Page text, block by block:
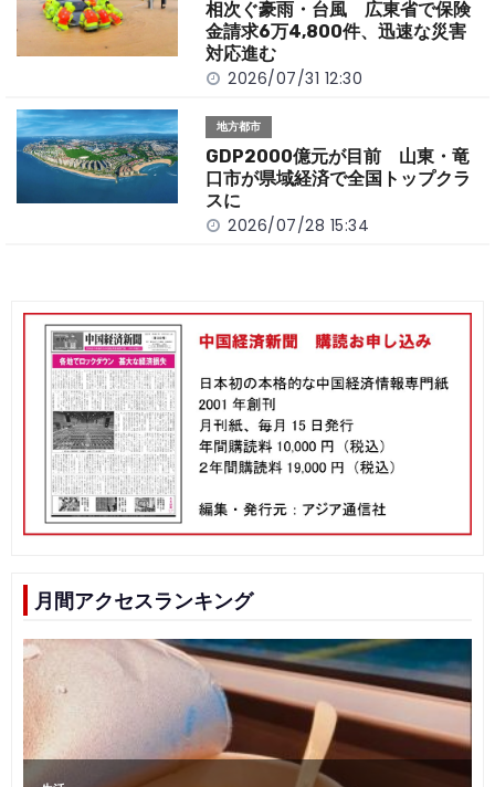
相次ぐ豪雨・台風 広東省で保険
金請求6万4,800件、迅速な災害
対応進む
2026/07/31 12:30
地方都市
GDP2000億元が目前 山東・竜
口市が県域経済で全国トップクラ
スに
2026/07/28 15:34
月間アクセスランキング